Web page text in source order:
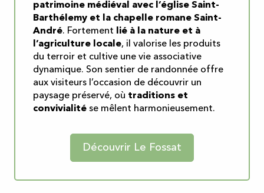
patrimoine médiéval avec l’église Saint-
Barthélemy et la chapelle romane Saint-
André. Fortement lié à la nature et à
l’agriculture locale, il valorise les produits
du terroir et cultive une vie associative
dynamique. Son sentier de randonnée offre
aux visiteurs l’occasion de découvrir un
paysage préservé, où traditions et
convivialité se mêlent harmonieusement.
Découvrir Le Fossat